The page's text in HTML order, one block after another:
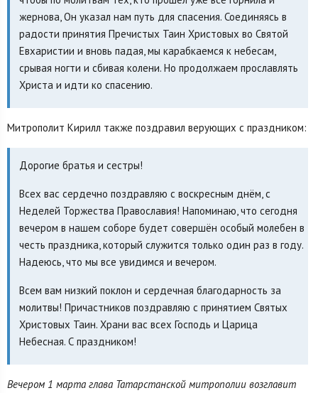
жернова, Он указал нам путь для спасения. Соединяясь в
радости принятия Пречистых Таин Христовых во Святой
Евхаристии и вновь падая, мы карабкаемся к небесам,
срывая ногти и сбивая колени. Но продолжаем прославлять
Христа и идти ко спасению.
Митрополит Кирилл также поздравил верующих с праздником:
Дорогие братья и сестры!
Всех вас сердечно поздравляю с воскресным днём, с
Неделей Торжества Православия! Напоминаю, что сегодня
вечером в нашем соборе будет совершён особый молебен в
честь праздника, который служится только один раз в году.
Надеюсь, что мы все увидимся и вечером.
Всем вам низкий поклон и сердечная благодарность за
молитвы! Причастников поздравляю с принятием Святых
Христовых Таин. Храни вас всех Господь и Царица
Небесная. С праздником!
Вечером 1 марта глава Татарстанской митрополии возглавит